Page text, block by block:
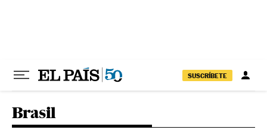
SUSCRÍBETE
Brasil